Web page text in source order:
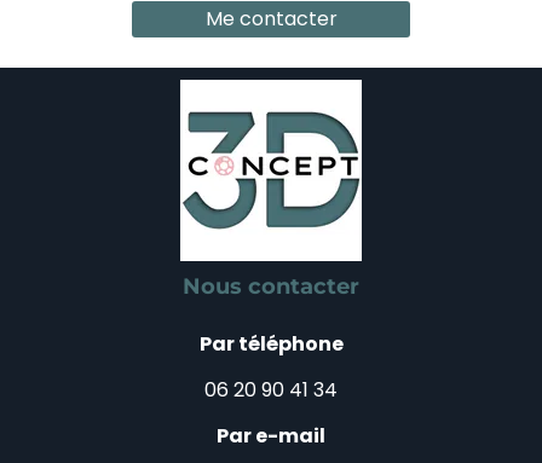
Me contacter
Nous contacter
Par téléphone
06 20 90 41 34
Par e-mail